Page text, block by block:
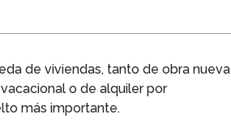
de viviendas, tanto de obra nueva
o de alquiler por
más importante.